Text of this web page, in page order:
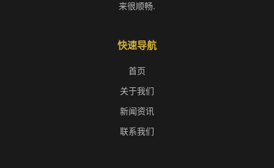
来很顺畅.
快速导航
首页
关于我们
新闻资讯
联系我们